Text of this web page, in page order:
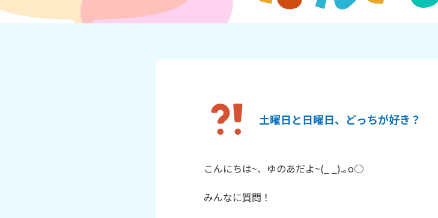
土曜日と日曜日、どっちが好き？
こんにちは~、ゆのあだよ~(_ _).｡o○
みんなに質問！